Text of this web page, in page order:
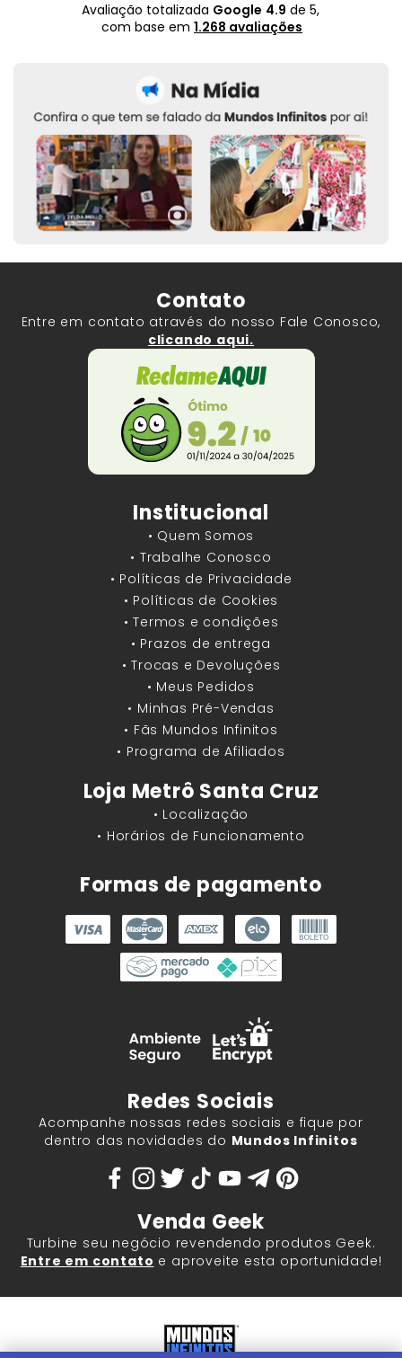
Avaliação totalizada Google 4.9 de 5,
com base em 1.268 avaliações
Contato
Entre em contato através do nosso Fale Conosco,
clicando aqui.
Institucional
• Quem Somos
• Trabalhe Conosco
• Políticas de Privacidade
• Políticas de Cookies
• Termos e condições
• Prazos de entrega
• Trocas e Devoluções
• Meus Pedidos
• Minhas Pré-Vendas
• Fãs Mundos Infinitos
• Programa de Afiliados
Loja Metrô Santa Cruz
• Localização
• Horários de Funcionamento
Formas de pagamento
Redes Sociais
Acompanhe nossas redes sociais e fique por
dentro das novidades do Mundos Infinitos
Venda Geek
Turbine seu negócio revendendo produtos Geek.
Entre em contato e aproveite esta oportunidade!